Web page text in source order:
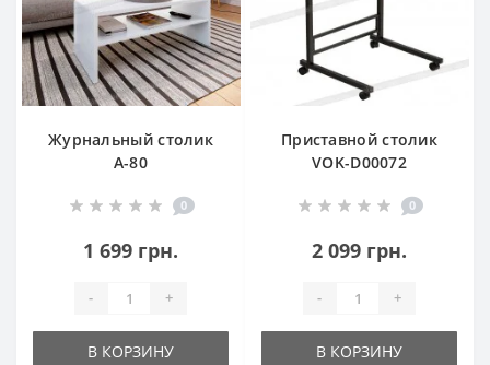
Журнальный столик
А-80
0
1 699 грн.
- +
В КОРЗИНУ
Приставной столик
VOK-D00072
0
2 099 грн.
- +
В КОРЗИНУ